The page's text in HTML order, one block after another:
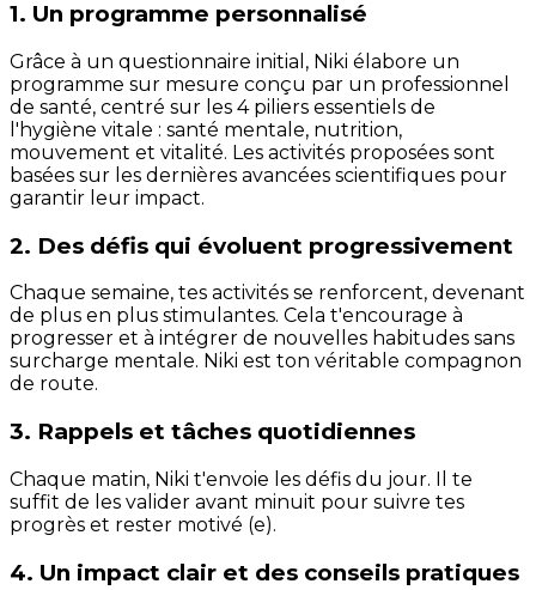
1. Un programme personnalisé
Grâce à un questionnaire initial, Niki élabore un
programme sur mesure conçu par un professionnel
de santé, centré sur les 4 piliers essentiels de
l'hygiène vitale : santé mentale, nutrition,
mouvement et vitalité. Les activités proposées sont
basées sur les dernières avancées scientifiques pour
garantir leur impact.
2. Des défis qui évoluent progressivement
Chaque semaine, tes activités se renforcent, devenant
de plus en plus stimulantes. Cela t'encourage à
progresser et à intégrer de nouvelles habitudes sans
surcharge mentale. Niki est ton véritable compagnon
de route.
3. Rappels et tâches quotidiennes
Chaque matin, Niki t'envoie les défis du jour. Il te
suffit de les valider avant minuit pour suivre tes
progrès et rester motivé (e).
4. Un impact clair et des conseils pratiques